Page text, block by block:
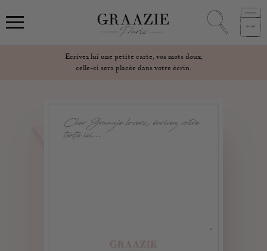
Écrivez lui une petite carte, vos mots doux,
celle-ci sera placée dans votre écrin.